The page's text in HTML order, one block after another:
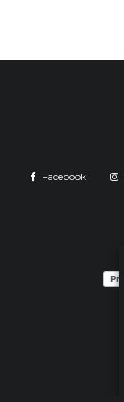
Facebook